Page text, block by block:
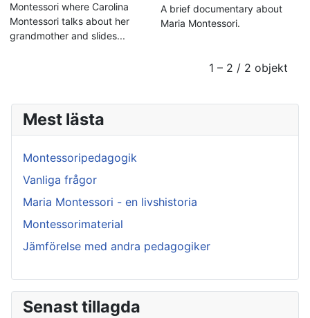
Montessori where Carolina
Montessori talks about her
grandmother and slides...
A brief documentary about
Maria Montessori.
1 – 2 / 2 objekt
Mest lästa
Montessoripedagogik
Vanliga frågor
Maria Montessori - en livshistoria
Montessorimaterial
Jämförelse med andra pedagogiker
Senast tillagda